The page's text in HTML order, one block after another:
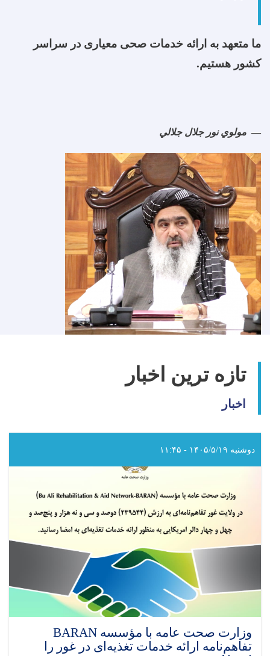
ما متعهد به ارائه خدمات صحی معیاری در سراسر
کشور هستیم.
مولوي نور جلال جلالي
تازه ترین اخبار
اخبار
دوشنبه ۱۴۰۵/۵/۱۹ - ۱۱:۴۵
وزارت صحت عامه با مؤسسه BARAN
تفاهم‌نامه ارائه خدمات تغذیه‌ای در غور را